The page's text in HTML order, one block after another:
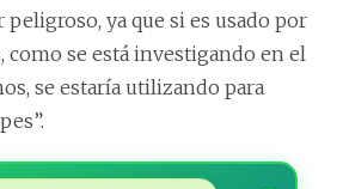
peligroso, ya que si es usado por
se está investigando en el
se estaría utilizando para